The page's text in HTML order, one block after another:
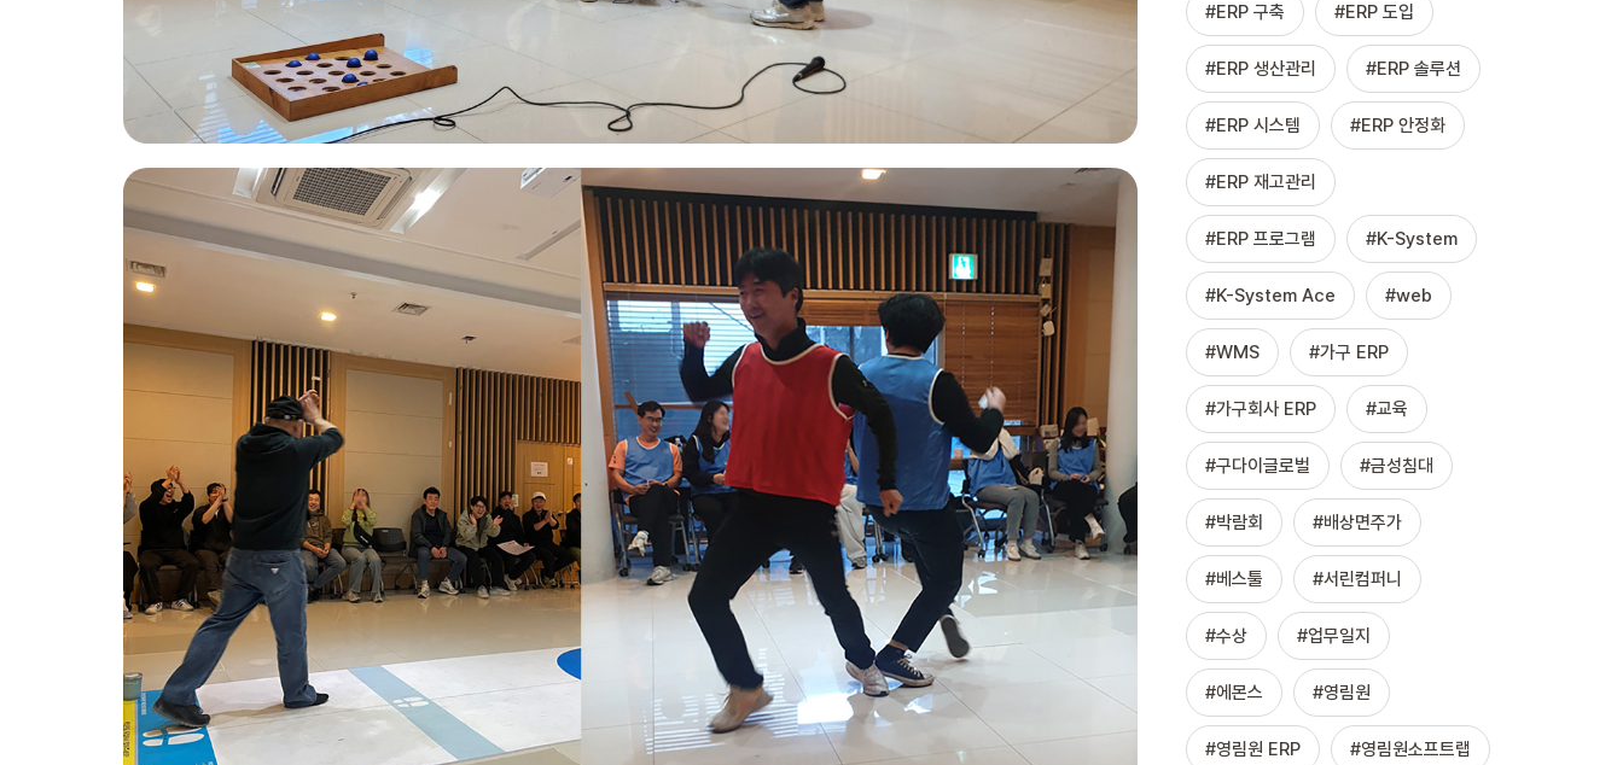
ERP 구축 ERP 도입
ERP 생산관리 ERP 솔루션
ERP 시스템 ERP 안정화
ERP 재고관리
ERP 프로그램 K-System
K-System Ace web
WMS 가구 ERP
가구회사 ERP 교육
구다이글로벌 금성침대
박람회 배상면주가
베스툴 서린컴퍼니
수상 업무일지
에몬스 영림원
영림원 ERP 영림원소프트랩